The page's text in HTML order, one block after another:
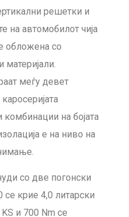
решетки и
на автомобилот чија
обложена со
материјали.
меѓу девет
комбинации на бојата
е на ниво на
со две погонски
се крие 4,0 литарски
и 700 Nm се